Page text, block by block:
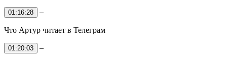
01:16:28 –
Что Артур читает в Телеграм
01:20:03 –